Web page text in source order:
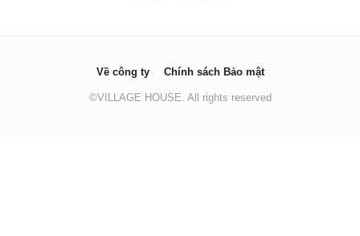
Về công ty Chính sách Bảo mật
©VILLAGE HOUSE. All rights reserved